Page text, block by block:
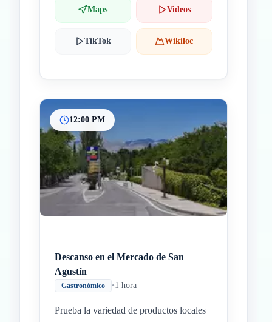
Maps Videos
TikTok Wikiloc
12:00 PM
Descanso en el Mercado de San
Agustín
Gastronómico •1 hora
Prueba la variedad de productos locales